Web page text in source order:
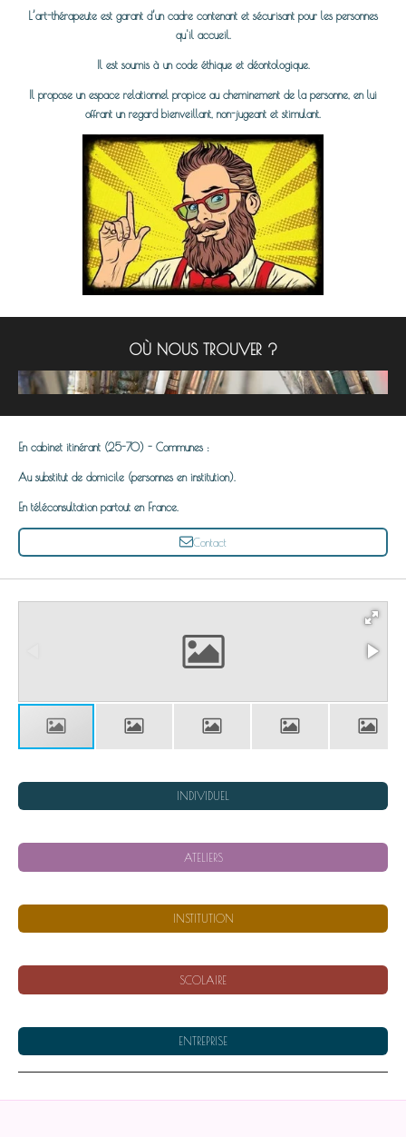
L’art-thérapeute est garant d’un cadre contenant et sécurisant pour les personnes
qu'il accueil.
Il est soumis à un code éthique et déontologique.
Il propose un espace relationnel propice au cheminement de la personne, en lui
offrant un regard bienveillant, non-jugeant et stimulant.
OÙ NOUS TROUVER ?
En cabinet itinérant (25-70) - Communes :
Au substitut de domicile (personnes en institution).
En téléconsultation partout en France.
Contact
INDIVIDUEL
ATELIERS
INSTITUTION
SCOLAIRE
ENTREPRISE